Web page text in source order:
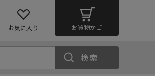
お気に入り お買物かご
検索